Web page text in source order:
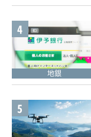
4
地銀
5